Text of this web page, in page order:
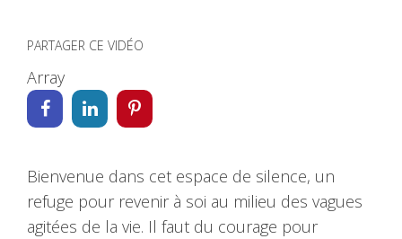
PARTAGER CE VIDÉO
Array
Bienvenue dans cet espace de silence, un
refuge pour revenir à soi au milieu des vagues
agitées de la vie. Il faut du courage pour